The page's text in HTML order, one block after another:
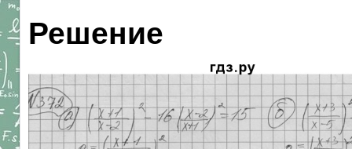
Решение